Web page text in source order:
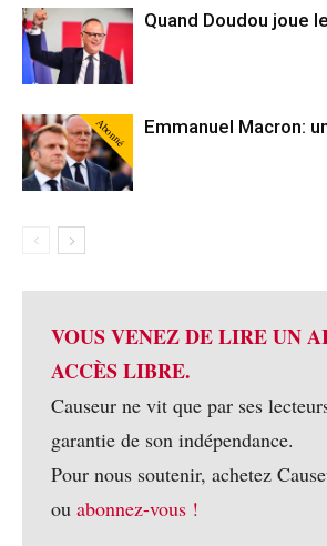
Quand Doudou joue
Abonné Emmanuel Macron:
VOUS VENEZ DE LIRE UN
ACCÈS LIBRE.
Causeur ne vit que par ses
garantie de son indépendance.
Pour nous soutenir, achetez
ou abonnez-vous !